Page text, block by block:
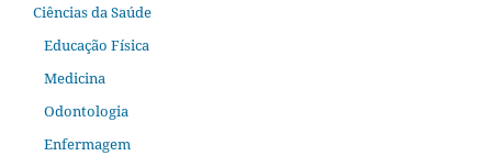
Ciências da Saúde
Educação Física
Medicina
Odontologia
Enfermagem